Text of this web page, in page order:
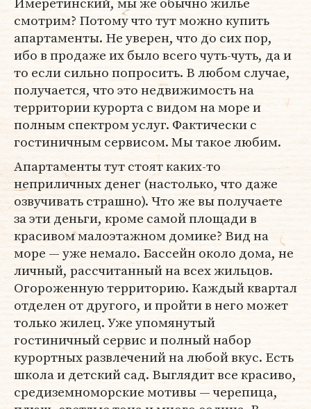
смотрим? Потому что тут можно купить
апартаменты. Не уверен, что до сих пор,
ибо в продаже их было всего чуть-чуть, да и
то если сильно попросить. В любом случае,
получается, что это недвижимость на
территории курорта с видом на море и
полным спектром услуг. Фактически с
гостиничным сервисом. Мы такое любим.
Апартаменты тут стоят каких-то
неприличных денег (настолько, что даже
озвучивать страшно). Что же вы получаете
за эти деньги, кроме самой площади в
красивом малоэтажном домике? Вид на
море — уже немало. Бассейн около дома, не
личный, рассчитанный на всех жильцов.
Огороженную территорию. Каждый квартал
отделен от другого, и пройти в него может
только жилец. Уже упомянутый
гостиничный сервис и полный набор
курортных развлечений на любой вкус. Есть
школа и детский сад. Выглядит все красиво,
средиземноморские мотивы — черепица,